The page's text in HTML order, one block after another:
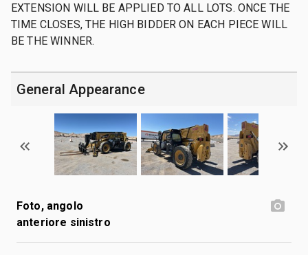
EXTENSION WILL BE APPLIED TO ALL LOTS. ONCE THE
TIME CLOSES, THE HIGH BIDDER ON EACH PIECE WILL
BE THE WINNER.
General Appearance
Foto, angolo
anteriore sinistro